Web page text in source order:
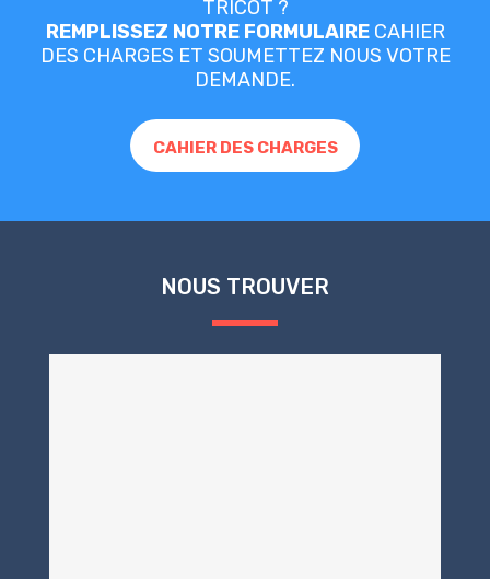
TRICOT ?
REMPLISSEZ NOTRE FORMULAIRECAHIER
DES CHARGES ET SOUMETTEZ NOUS VOTRE
DEMANDE.
CAHIER DES CHARGES
NOUS TROUVER